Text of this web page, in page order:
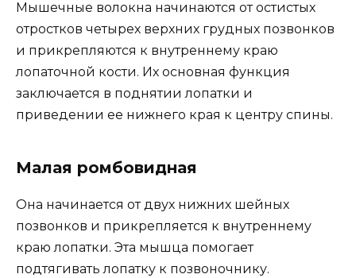
Мышечные волокна начинаются от остистых
отростков четырех верхних грудных позвонков
и прикрепляются к внутреннему краю
лопаточной кости. Их основная функция
заключается в поднятии лопатки и
приведении ее нижнего края к центру спины.
Малая ромбовидная
Она начинается от двух нижних шейных
позвонков и прикрепляется к внутреннему
краю лопатки. Эта мышца помогает
подтягивать лопатку к позвоночнику.